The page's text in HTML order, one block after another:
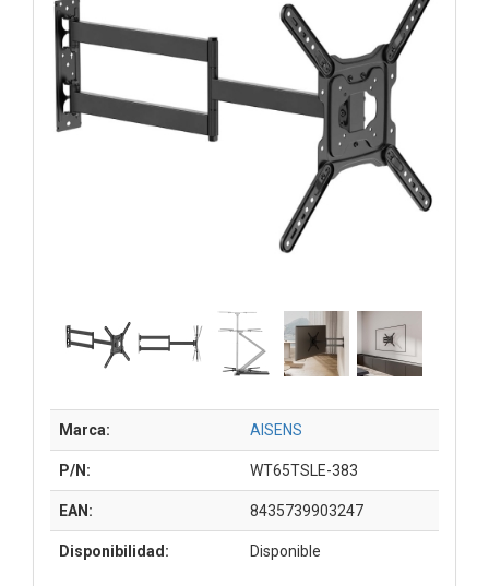
Marca: AISENS
P/N: WT65TSLE-383
EAN: 8435739903247
Disponibilidad: Disponible